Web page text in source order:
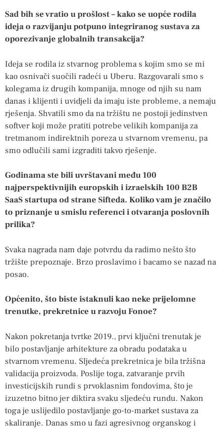
Sad bih se vratio u prošlost – kako se uopće rodila
ideja o razvijanju potpuno integriranog sustava za
oporezivanje globalnih transakcija?
Ideja se rodila iz stvarnog problema s kojim smo se mi
kao osnivači suočili radeći u Uberu. Razgovarali smo s
kolegama iz drugih kompanija, mnoge od njih su nam
danas i klijenti i uvidjeli da imaju iste probleme, a nemaju
rješenja. Shvatili smo da na tržištu ne postoji jedinstven
softver koji može pratiti potrebe velikih kompanija za
tretmanom indirektnih poreza u stvarnom vremenu, pa
smo odlučili sami izgraditi takvo rješenje.
Godinama ste bili uvrštavani među 100
najperspektivnijih europskih i izraelskih 100 B2B
SaaS startupa od strane Sifteda. Koliko vam je značilo
to priznanje u smislu referenci i otvaranja poslovnih
prilika?
Svaka nagrada nam daje potvrdu da radimo nešto što
tržište prepoznaje. Brzo proslavimo i bacamo se nazad na
posao.
Općenito, što biste istaknuli kao neke prijelomne
trenutke, prekretnice u razvoju Fonoe?
Nakon pokretanja tvrtke 2019., prvi ključni trenutak je
bilo postavljanje arhitekture za obradu podataka u
stvarnom vremenu. Sljedeća prekretnica je bila tržišna
validacija proizvoda. Poslije toga, zatvaranje prvih
investicijskih rundi s prvoklasnim fondovima, što je
izuzetno bitno jer diktira svaku sljedeću rundu. Nakon
toga je uslijedilo postavljanje go-to-market sustava za
skaliranje. Danas smo u fazi agresivnog organskog i